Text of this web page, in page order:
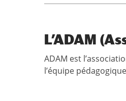
L’ADAM
ADAM est
l’équipe